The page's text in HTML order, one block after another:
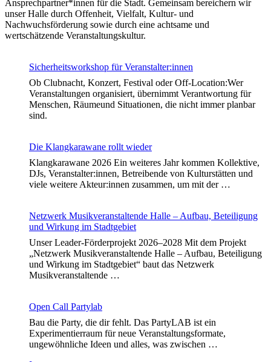
Ansprechpartner*innen für die Stadt. Gemeinsam bereichern wir
unser Halle durch Offenheit, Vielfalt, Kultur- und
Nachwuchsförderung sowie durch eine achtsame und
wertschätzende Veranstaltungskultur.
Sicherheitsworkshop für Veranstalter:innen
Ob Clubnacht, Konzert, Festival oder Off-Location:Wer
Veranstaltungen organisiert, übernimmt Verantwortung für
Menschen, Räumeund Situationen, die nicht immer planbar
sind.
Die Klangkarawane rollt wieder
Klangkarawane 2026 Ein weiteres Jahr kommen Kollektive,
DJs, Veranstalter:innen, Betreibende von Kulturstätten und
viele weitere Akteur:innen zusammen, um mit der …
Netzwerk Musikveranstaltende Halle – Aufbau, Beteiligung
und Wirkung im Stadtgebiet
Unser Leader-Förderprojekt 2026–2028 Mit dem Projekt
„Netzwerk Musikveranstaltende Halle – Aufbau, Beteiligung
und Wirkung im Stadtgebiet“ baut das Netzwerk
Musikveranstaltende …
Open Call Partylab
Bau die Party, die dir fehlt. Das PartyLAB ist ein
Experimentierraum für neue Veranstaltungsformate,
ungewöhnliche Ideen und alles, was zwischen …